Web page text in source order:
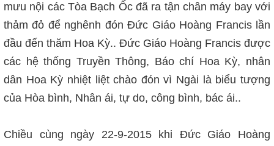
mưu nội các Tòa Bạch Ốc đã ra tận chân máy bay với
thảm đỏ để nghênh đón Đức Giáo Hoàng Francis lần
đầu đến thăm Hoa Kỳ.. Đức Giáo Hoàng Francis được
các hệ thống Truyền Thông, Báo chí Hoa Kỳ, nhân
dân Hoa Kỳ nhiệt liệt chào đón vì Ngài là biểu tượng
của Hòa bình, Nhân ái, tự do, công bình, bác ái..
Chiều cùng ngày 22-9-2015 khi Đức Giáo Hoàng